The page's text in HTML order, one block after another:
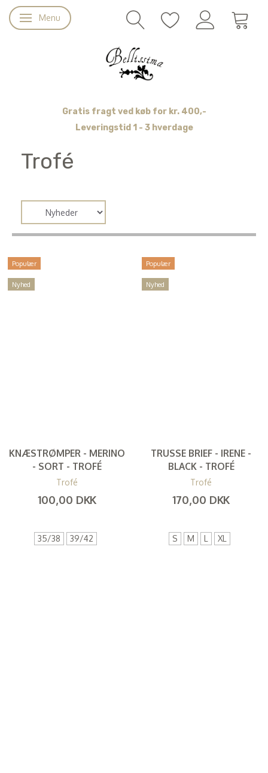
Skifte navigation
Menu
Gratis fragt ved køb for kr. 400,-
Leveringstid 1 - 3 hverdage
Trofé
Populær
Nyhed
KNÆSTRØMPER - MERINO
- SORT - TROFÉ
Trofé
100,00 DKK
35/38 39/42
Populær
Nyhed
TRUSSE BRIEF - IRENE -
BLACK - TROFÉ
Trofé
170,00 DKK
S M L XL